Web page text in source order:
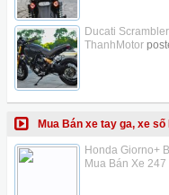
Ducati
ThanhMotor
Mua Bán xe tay ga, xe số
Honda Giorno+
Mua Bán Xe 247